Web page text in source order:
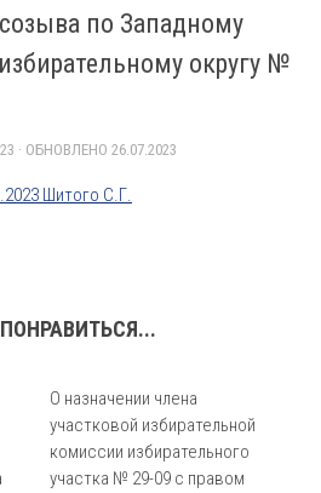
по Западному
округу №
· ОБНОВЛЕНО 26.07.2023
Шитого С.Г.
О назначении члена
участковой избирательной
комиссии избирательного
участка № 29-09 с правом